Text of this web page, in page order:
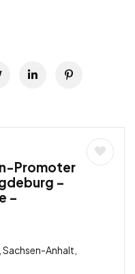
Promoter
–
–
Anhalt,